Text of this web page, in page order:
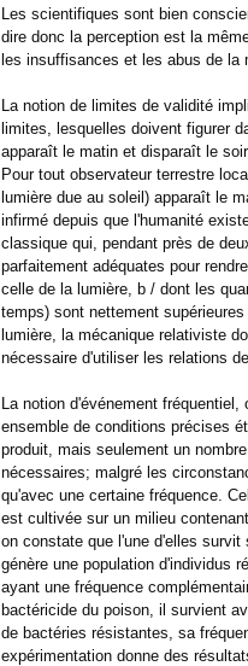
Les scientifiques sont bien
dire donc la perception est la
les insuffisances et les abus de la
La notion de limites de validité
limites, lesquelles doivent figurer
apparaît le matin et disparaît le
Pour tout observateur terrestre
lumière due au soleil) apparaît le
infirmé depuis que l'humanité
classique qui, pendant près de
parfaitement adéquates pour
celle de la lumière, b / dont les
temps) sont nettement
lumière, la mécanique relativiste
nécessaire d'utiliser les relations
La notion d'événement
ensemble de conditions précises
produit, mais seulement un
nécessaires; malgré les
qu'avec une certaine fréquence.
est cultivée sur un milieu
on constate que l'une d'elles
génère une population d'individus
ayant une fréquence
bactéricide du poison, il survient
de bactéries résistantes, sa
expérimentation donne des